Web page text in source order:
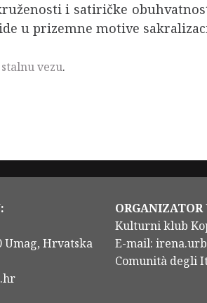
i satiričke
u prizemne motive
stalnu vezu.
Umag, Hrvatska
ORGANIZATOR
Kulturni klub
E-mail:
Comunità degli